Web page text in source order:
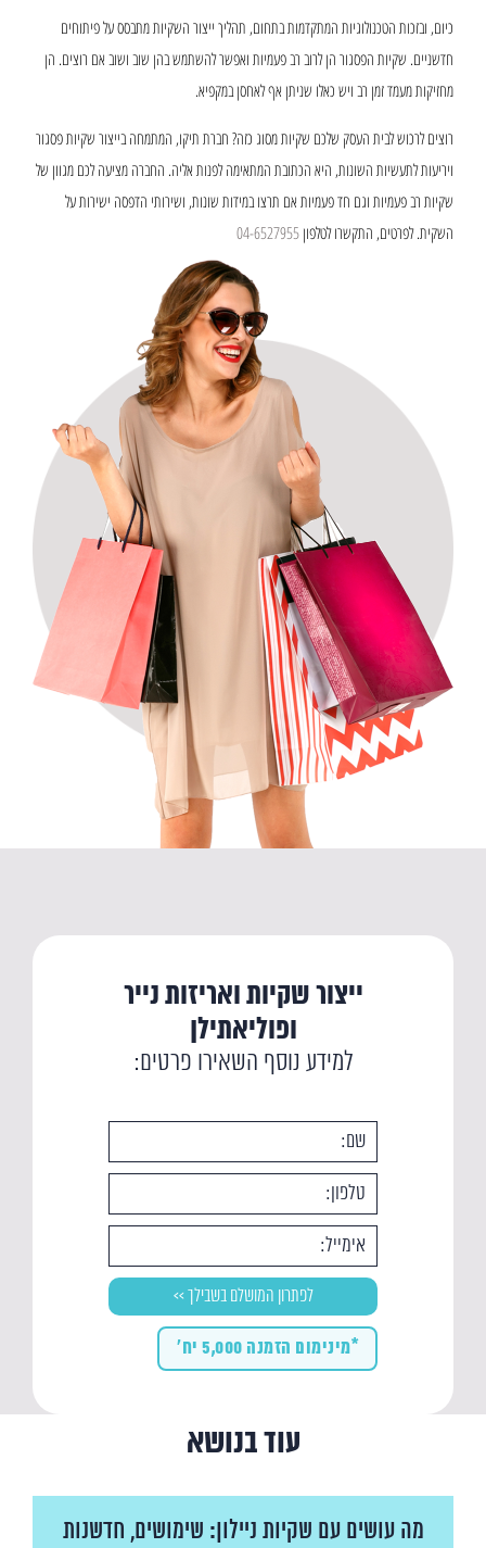
כיום, ובזכות הטכנולוגיות המתקדמות בתחום, תהליך ייצור השקיות מתבסס על פיתוחים
חדשניים. שקיות הפסגור הן לרוב רב פעמיות ואפשר להשתמש בהן שוב ושוב אם רוצים. הן
מחזיקות מעמד זמן רב ויש כאלו שניתן אף לאחסן במקפיא.
רוצים לרכוש לבית העסק שלכם שקיות מסוג כזה? חברת תיקו, המתמחה בייצור שקיות פסגור
ויריעות לתעשיות השונות, היא הכתובת המתאימה לפנות אליה. החברה מציעה לכם מגוון של
שקיות רב פעמיות וגם חד פעמיות אם תרצו במידות שונות, ושירותי הדפסה ישירות על
השקית. לפרטים, התקשרו לטלפון04-6527955
ייצור שקיות ואריזות נייר
ופוליאתילן
למידע נוסף השאירו פרטים:
*מינימום הזמנה 5,000 יח'
עוד בנושא
מה עושים עם שקיות ניילון: שימושים, חדשנות